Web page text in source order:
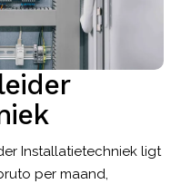
Installatietechniek ligt
per maand,